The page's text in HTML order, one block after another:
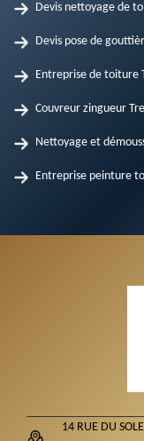
Devis nettoyage de
Devis pose de
Entreprise de toiture
Couvreur zingueur
Nettoyage et
Entreprise peinture
14 RUE DU